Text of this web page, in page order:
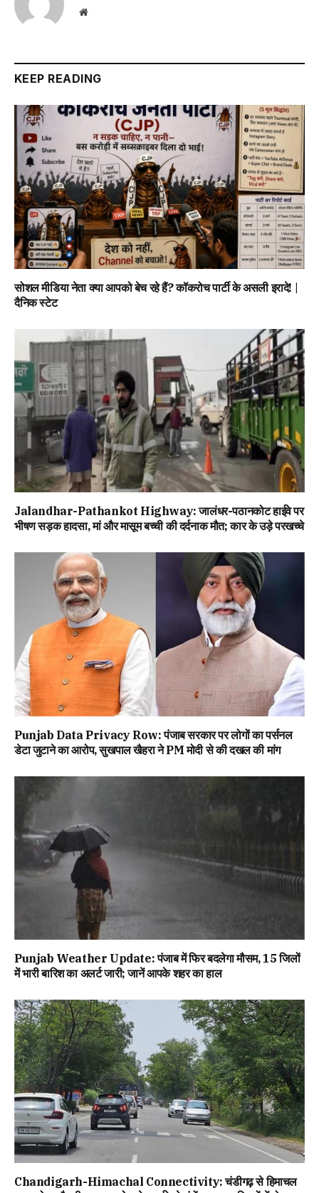
Website
KEEP READING
सोशल मीडिया नेता क्या आपको बेच रहे हैं? कॉकरोच पार्टी के असली इरादे! |
दैनिक स्टेट
Jalandhar-Pathankot Highway: जालंधर-पठानकोट हाईवे पर
भीषण सड़क हादसा, मां और मासूम बच्ची की दर्दनाक मौत; कार के उड़े परखच्चे
Punjab Data Privacy Row: पंजाब सरकार पर लोगों का पर्सनल
डेटा जुटाने का आरोप, सुखपाल खैहरा ने PM मोदी से की दखल की मांग
Punjab Weather Update: पंजाब में फिर बदलेगा मौसम, 15 जिलों
में भारी बारिश का अलर्ट जारी; जानें आपके शहर का हाल
Chandigarh-Himachal Connectivity: चंडीगढ़ से हिमाचल